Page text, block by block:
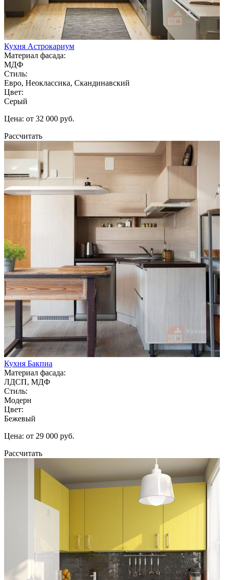
Кухня Астрокариум
Материал фасада:
МДФ
Стиль:
Евро, Неоклассика, Скандинавский
Цвет:
Серый
Цена: от 32 000 руб.
Рассчитать
Кухня Бакпиа
Материал фасада:
ЛДСП, МДФ
Стиль:
Модерн
Цвет:
Бежевый
Цена: от 29 000 руб.
Рассчитать